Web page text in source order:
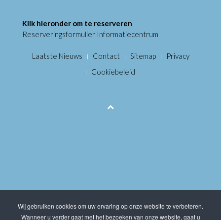
Klik hieronder om te reserveren
Reserveringsformulier Informatiecentrum
Laatste Nieuws Contact Sitemap
Privacy
Cookiebeleid
Wij gebruiken cookies om uw ervaring op onze website te verbeteren.
Wanneer u verder gaat met het bezoeken van onze website, gaat u